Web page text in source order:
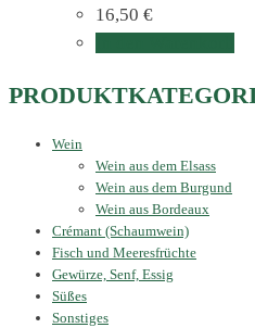
16,50 €
Wein
Wein aus dem Elsass
Wein aus dem Burgund
Wein aus Bordeaux
Crémant (Schaumwein)
Fisch und Meeresfrüchte
Gewürze, Senf, Essig
Süßes
Sonstiges